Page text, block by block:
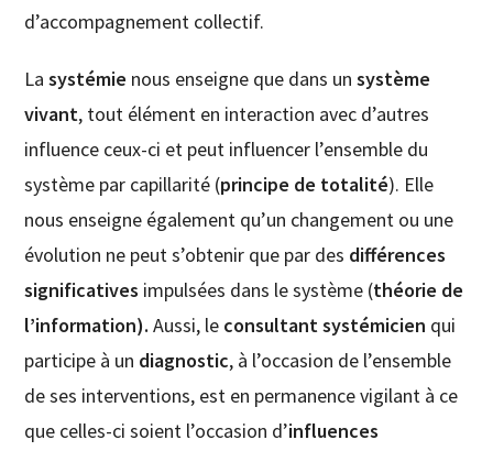
d’accompagnement collectif.
La systémie nous enseigne que dans unsystème
vivant, tout élément en interaction avec d’autres
influence ceux-ci et peut influencer l’ensemble du
système par capillarité (principe de totalité). Elle
nous enseigne également qu’un changement ou une
évolution ne peut s’obtenir que par des différences
significatives impulsées dans le système (théorie de
l’information). Aussi, le consultant systémicien qui
participe à un diagnostic, à l’occasion de l’ensemble
de ses interventions, est en permanence vigilant à ce
que celles-ci soient l’occasion d’influences